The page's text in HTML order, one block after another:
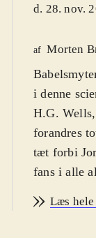
d. 28. nov.
af Morten
i denne
H.G.
forandres
tæt forbi
fans i alle
Læs